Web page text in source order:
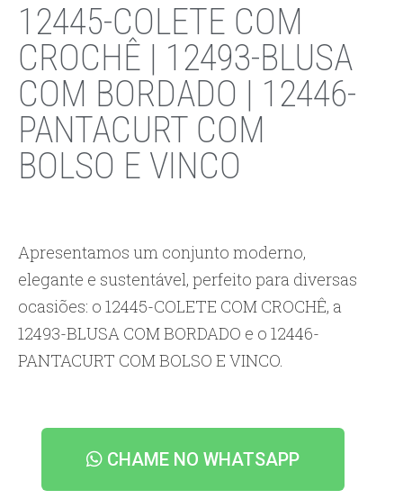
12445-COLETE COM
CROCHÊ | 12493-BLUSA
COM BORDADO | 12446-
PANTACURT COM
BOLSO E VINCO
Apresentamos um conjunto moderno,
elegante e sustentável, perfeito para diversas
ocasiões: o 12445-COLETE COM CROCHÊ, a
12493-BLUSA COM BORDADO e o 12446-
PANTACURT COM BOLSO E VINCO.
CHAME NO WHATSAPP